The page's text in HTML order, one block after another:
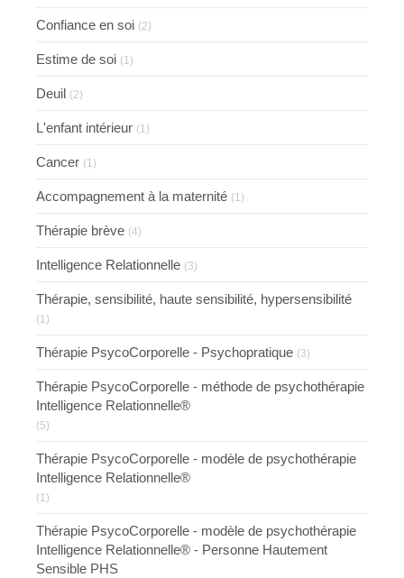
Confiance en soi (2)
Estime de soi (1)
Deuil (2)
L'enfant intérieur (1)
Cancer (1)
Accompagnement à la maternité (1)
Thérapie brève (4)
Intelligence Relationnelle (3)
Thérapie, sensibilité, haute sensibilité, hypersensibilité
(1)
Thérapie PsycoCorporelle - Psychopratique (3)
Thérapie PsycoCorporelle - méthode de psychothérapie
Intelligence Relationnelle®
(5)
Thérapie PsycoCorporelle - modèle de psychothérapie
Intelligence Relationnelle®
(1)
Thérapie PsycoCorporelle - modèle de psychothérapie
Intelligence Relationnelle® - Personne Hautement
Sensible PHS